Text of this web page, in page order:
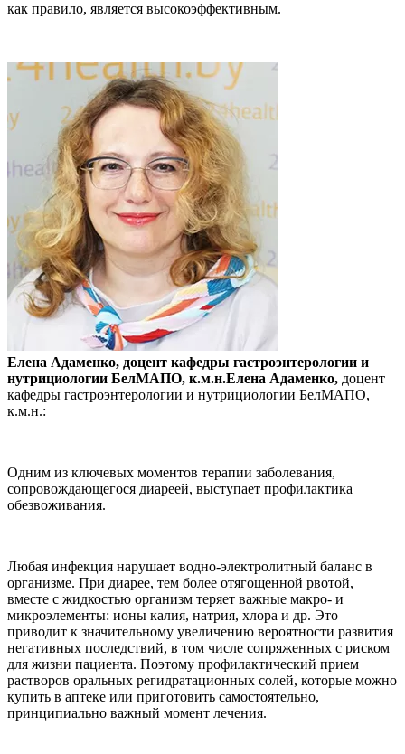
как правило, является высокоэффективным.
Елена Адаменко, доцент кафедры гастроэнтерологии и
нутрициологии БелМАПО, к.м.н.Елена Адаменко, доцент
кафедры гастроэнтерологии и нутрициологии БелМАПО,
к.м.н.:
Одним из ключевых моментов терапии заболевания,
сопровождающегося диареей, выступает профилактика
обезвоживания.
Любая инфекция нарушает водно-электролитный баланс в
организме. При диарее, тем более отягощенной рвотой,
вместе с жидкостью организм теряет важные макро- и
микроэлементы: ионы калия, натрия, хлора и др. Это
приводит к значительному увеличению вероятности развития
негативных последствий, в том числе сопряженных с риском
для жизни пациента. Поэтому профилактический прием
растворов оральных регидратационных солей, которые можно
купить в аптеке или приготовить самостоятельно,
принципиально важный момент лечения.